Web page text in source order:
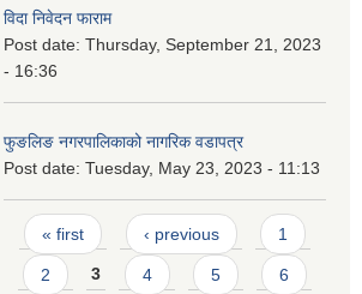
विदा निवेदन फाराम
Post date: Thursday, September 21, 2023
- 16:36
फुङलिङ नगरपालिकाको नागरिक वडापत्र
Post date: Tuesday, May 23, 2023 - 11:13
Pages
« first ‹ previous 1
2 3 4 5 6